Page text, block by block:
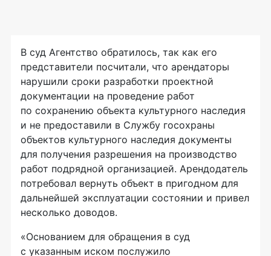
В суд Агентство обратилось, так как его
представители посчитали, что арендаторы
нарушили сроки разработки проектной
документации на проведение работ
по сохранению объекта культурного наследия
и не предоставили в Службу госохраны
объектов культурного наследия документы
для получения разрешения на производство
работ подрядной организацией. Арендодатель
потребовал вернуть объект в пригодном для
дальнейшей эксплуатации состоянии и привел
несколько доводов.
«Основанием для обращения в суд
с указанным иском послужило